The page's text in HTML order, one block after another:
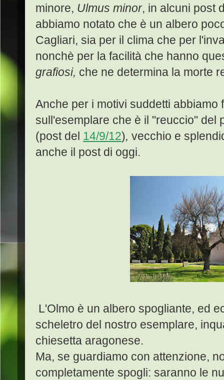
minore, Ulmus minor, in alcuni post
abbiamo notato che è un albero
Cagliari, sia per il clima che per
nonchè per la facilità che hanno
grafiosi, che ne determina la morte
Anche per i motivi suddetti abbiamo
sull'esemplare che è il "reuccio" del
(post del 14/9/12), vecchio e
anche il post di oggi.
L'Olmo è un albero spogliante, ed
scheletro del nostro esemplare,
chiesetta aragonese.
Ma, se guardiamo con attenzione,
completamente spogli: saranno le